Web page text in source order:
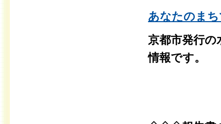
あなたのま
京都市発行
情報です。